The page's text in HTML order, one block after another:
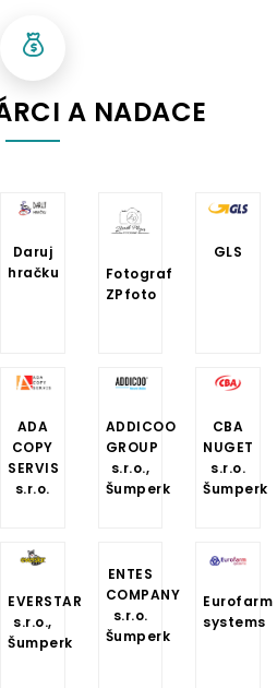
A NADACE
Daruj
hračku
Fotograf
ZPfoto
GLS
ADA
COPY
SERVIS
s.r.o.
ADDICOO
GROUP
s.r.o.,
Šumperk
CBA
NUGET
s.r.o.
Šumperk
EVERSTAR
s.r.o.,
Šumperk
ENTES
COMPANY
s.r.o.
Šumperk
Eurofarm
systems